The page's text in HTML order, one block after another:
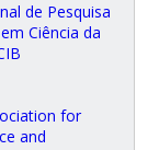
de Pesquisa
Ciência da
for
and